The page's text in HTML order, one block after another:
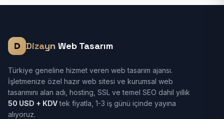
Dizayn Web Tasarım
Türkiye geneline hizmet veren web tasarım ajansı.
İşletmenize özel hazır web sitesi ve kurumsal web
tasarımını alan adı, hosting, SSL ve temel SEO dahil yıllık
50 USD + KDVtek fiyatla, 1-3 iş günü içinde yayına
alıyoruz.